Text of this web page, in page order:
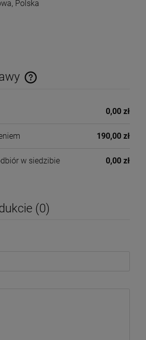
Polska
kosztów płatności
0,00 zł
190,00 zł
w siedzibie
0,00 zł
(0)